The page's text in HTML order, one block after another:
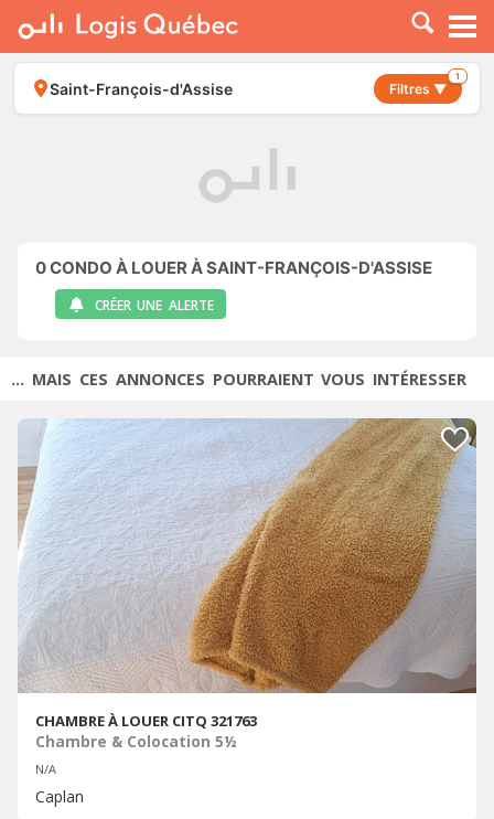
À LOUER
À VENDRE
PLACER UNE ANNONCE
Saint-François-d'Assise Filtres ▼
1
0CONDO À LOUER À SAINT-FRANÇOIS-D'ASSISE
CRÉER UNE ALERTE
... MAIS CES ANNONCES POURRAIENT VOUS INTÉRESSER
CHAMBRE À LOUER CITQ 321763
Chambre & Colocation 5½
N/A
Caplan